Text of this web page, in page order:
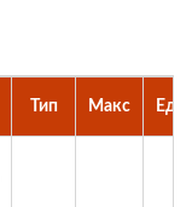
Тип Макс